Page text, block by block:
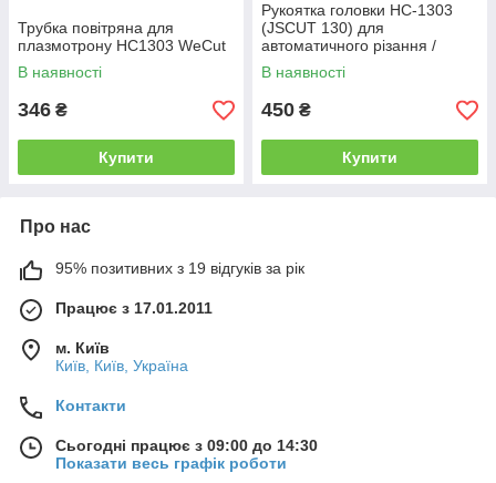
Трубка повітряна для
плазмотрону HC1303 WeCut
В наявності
346 ₴
Купити
Рукоятка головки HC-1303
(JSCUT 130) для
автоматичного різання /
Змінна рукоятка для
зварювального різака
В наявності
450 ₴
Купити
Про нас
95% позитивних з 19 відгуків за рік
Працює з 17.01.2011
м. Київ
Київ, Київ, Україна
Контакти
Сьогодні працює з 09:00 до 14:30
Показати весь графік роботи